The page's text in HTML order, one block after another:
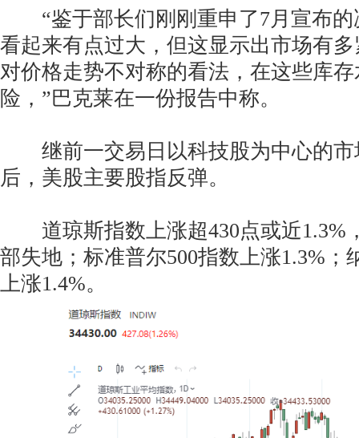
“鉴于部长们刚刚重申了7月宣布的
看起来有点过大，但这显示出市场有
对价格走势不对称的看法，在这些库
险，”巴克莱在一份报告中称。
继前一交易日以科技股为中心的市
后，美股主要股指反弹。
道琼斯指数上涨超430点或近1.3%
部失地；标准普尔500指数上涨1.3%；
上涨1.4%。